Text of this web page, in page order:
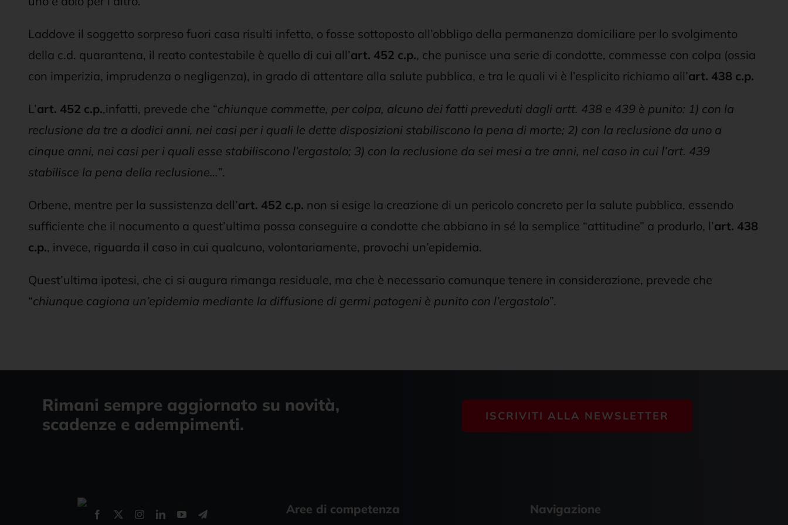
Laddove il soggetto sorpreso fuori casa risulti infetto, o fosse sottoposto all’obbligo della permanenza domiciliare per lo svolgimento
della c.d. quarantena, il reato contestabile è quello di cui all’art. 452 c.p., che punisce una serie di condotte, commesse con colpa (ossia
con imperizia, imprudenza o negligenza), in grado di attentare alla salute pubblica, e tra le quali vi è l’esplicito richiamo all’art. 438 c.p.
L’art. 452 c.p.,infatti, prevede che “chiunque commette, per colpa, alcuno dei fatti preveduti dagli artt. 438 e 439 è punito: 1) con la
reclusione da tre a dodici anni, nei casi per i quali le dette disposizioni stabiliscono la pena di morte; 2) con la reclusione da uno a
cinque anni, nei casi per i quali esse stabiliscono l’ergastolo; 3) con la reclusione da sei mesi a tre anni, nel caso in cui l’art. 439
stabilisce la pena della reclusione…”.
Orbene, mentre per la sussistenza dell’art. 452 c.p. non si esige la creazione di un pericolo concreto per la salute pubblica, essendo
sufficiente che il nocumento a quest’ultima possa conseguire a condotte che abbiano in sé la semplice “attitudine” a produrlo, l’art. 438
c.p., invece, riguarda il caso in cui qualcuno, volontariamente, provochi un’epidemia.
Quest’ultima ipotesi, che ci si augura rimanga residuale, ma che è necessario comunque tenere in considerazione, prevede che
“chiunque cagiona un’epidemia mediante la diffusione di germi patogeni è punito con l’ergastolo”.
Rimani sempre aggiornato su novità,
scadenze e adempimenti.
ISCRIVITI ALLA NEWSLETTER
Aree di competenza Navigazione